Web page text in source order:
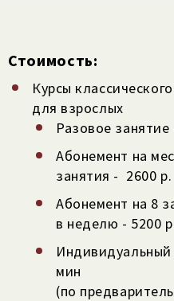
Стоимость:
Курсы
для взрослых
Разовое занятие
Абонемент на
занятия - 2600 р.
Абонемент на 8
в неделю - 5200
Индивидуальный
мин
(по